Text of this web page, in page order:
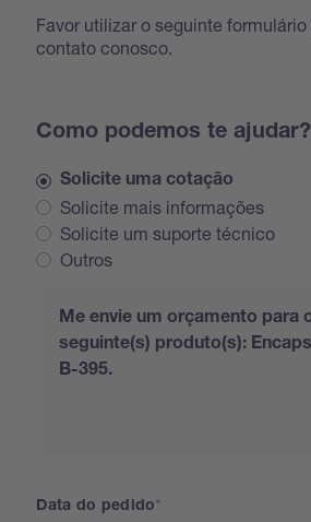
Favor utilizar o seguinte
contato conosco.
Como podemos te ajudar?
Solicite uma cotação
Solicite mais informações
Solicite um suporte técnico
Outros
Data do pedido